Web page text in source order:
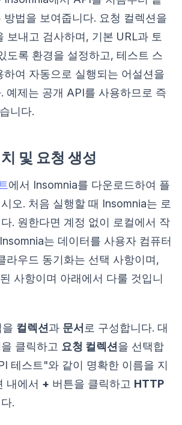
방법을 보여줍니다. 요청 컬렉션을
보내고 검사하며, 기본 URL과 토
도록 환경을 설정하고, 테스트 스
하여 자동으로 실행되는 어설션을
예제는 공개 API를 사용하므로 즉
니다.
및 요청 생성
에서 Insomnia를 다운로드하여 플
오. 처음 실행할 때 Insomnia는 로
. 원한다면 계정 없이 로컬에서 작
는 데이터를 사용자 컴퓨터
라우드 동기화는 선택 사항이며,
사항이며 아래에서 다룰 것입니
컬렉션과 문서 로 구성합니다. 대
을 클릭하고 요청 컬렉션을 선택합
테스트"와 같이 명확한 이름을 지
내에서 + 버튼을 클릭하고 HTTP
.